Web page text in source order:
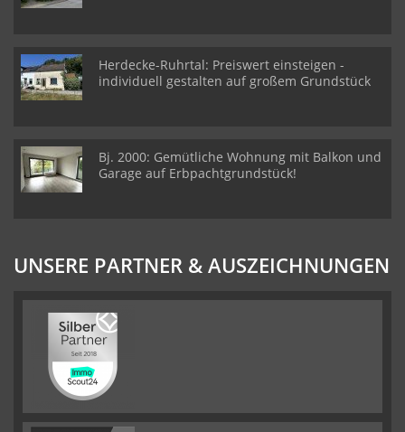
Herdecke-Ruhrtal: Preiswert einsteigen -
individuell gestalten auf großem Grundstück
Bj. 2000: Gemütliche Wohnung mit Balkon und
Garage auf Erbpachtgrundstück!
UNSERE PARTNER & AUSZEICHNUNGEN